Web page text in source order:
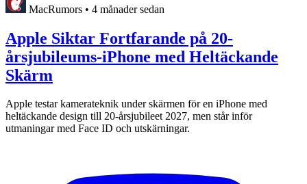
MacRumors • 4 månader sedan
Apple Siktar Fortfarande på 20-
årsjubileums-iPhone med Heltäckande
Skärm
Apple testar kamerateknik under skärmen för en iPhone med
heltäckande design till 20-årsjubileet 2027, men står inför
utmaningar med Face ID och utskärningar.